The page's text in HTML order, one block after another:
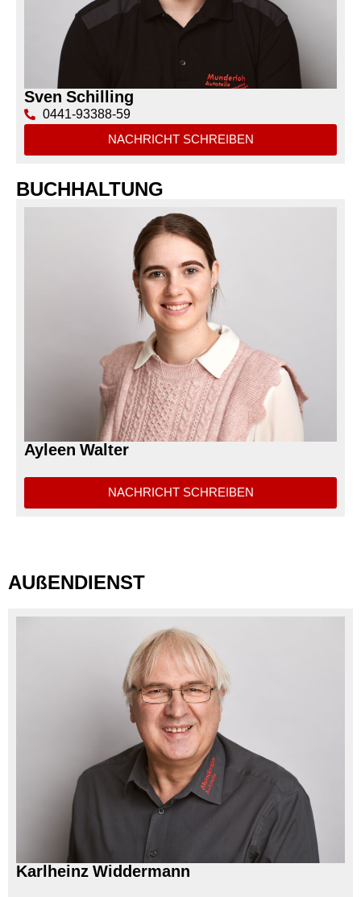
Sven Schilling
0441-93388-59
NACHRICHT SCHREIBEN
BUCHHALTUNG
Ayleen Walter
NACHRICHT SCHREIBEN
AUßENDIENST
Karlheinz Widdermann